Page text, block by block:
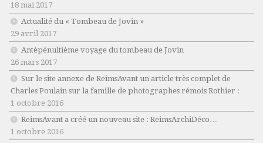
18 mai 2017
Actualité du « Tombeau de Jovin »
29 avril 2017
Antépénultième voyage du tombeau de Jovin
26 mars 2017
Sur le site annexe de ReimsAvant un article très complet de
Charles Poulain sur la famille de photographes rémois Rothier :
1 octobre 2016
ReimsAvant a créé un nouveau site : ReimsArchiDéco…
1 octobre 2016